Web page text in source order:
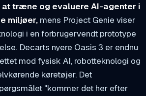
træne og evaluere AI-agenter i
miljøer,mens Project Genie viser
i en forbrugervendt prototype
Decarts nyere Oasis 3 er endnu
mod fysisk AI, robotteknologi og
køretøjer. Det
"kommer det her efter